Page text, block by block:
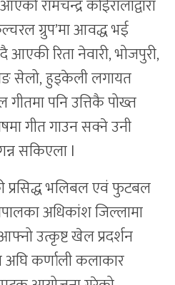
रामचन्द्र कोईरालाद्वारा
ग्रुप’मा आवद्ध भई
रिता नेवारी, भोजपुरी,
सेलो, हुड्केली लगायत
पनि उत्तिकै पोख्त
गीत गाउन सक्ने उनी
सकिएला l
प्रसिद्ध भलिबल एवं फुटबल
अधिकांश जिल्लामा
उत्कृष्ट खेल प्रदर्शन
अघि कर्णाली कलाकार